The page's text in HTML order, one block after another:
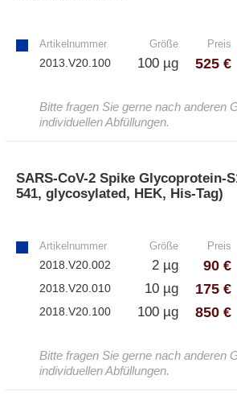
Artikelnummer Größe Preis
2013.V20.100 100 µg 525 €
Bitte fragen Sie gerne nach anderen
individuellen Abfüllungen.
SARS-CoV-2 Spike Glycoprotein-
541, glycosylated, HEK, His-Tag)
Artikelnummer Größe Preis
2018.V20.002 2 µg 90 €
2018.V20.010 10 µg 175 €
2018.V20.100 100 µg 850 €
Bitte fragen Sie gerne nach anderen
individuellen Abfüllungen.